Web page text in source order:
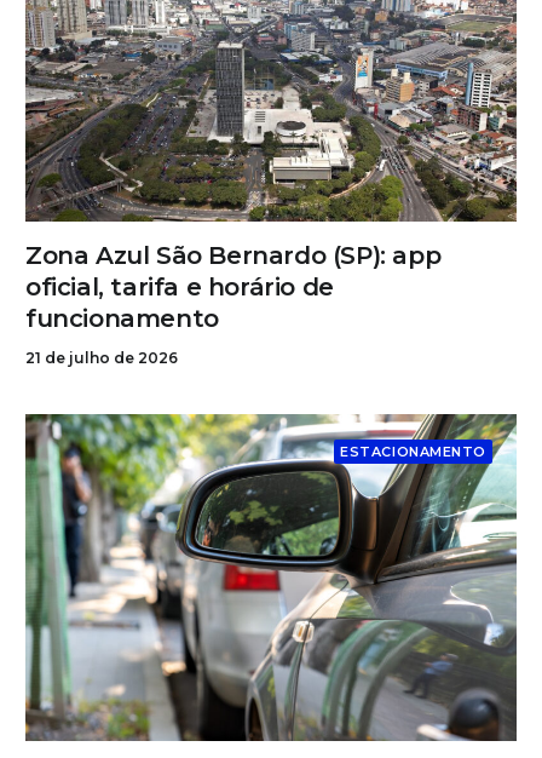
Zona Azul São Bernardo (SP): app
oficial, tarifa e horário de
funcionamento
21 de julho de 2026
ESTACIONAMENTO